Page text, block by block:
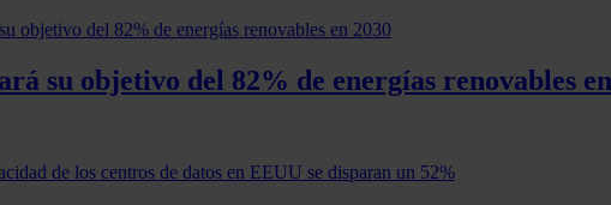
su objetivo del 82% de energías renovables